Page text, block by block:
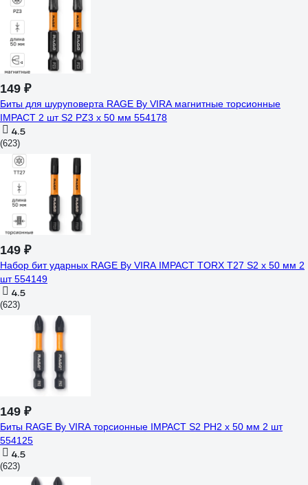
149 ₽
Биты для шуруповерта RAGE By VIRA магнитные торсионные
IMPACT 2 шт S2 PZ3 x 50 мм 554178
4.5
(623)
149 ₽
Набор бит ударных RAGE By VIRA IMPACT TORX T27 S2 х 50 мм 2
шт 554149
4.5
(623)
149 ₽
Биты RAGE By VIRA торсионные IMPACT S2 PH2 x 50 мм 2 шт
554125
4.5
(623)